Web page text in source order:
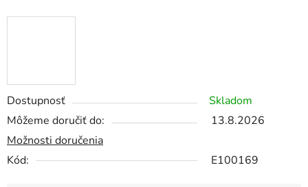
Dostupnosť
Skladom
Môžeme doručiť do:
13.8.2026
Možnosti doručenia
Kód:
E100169